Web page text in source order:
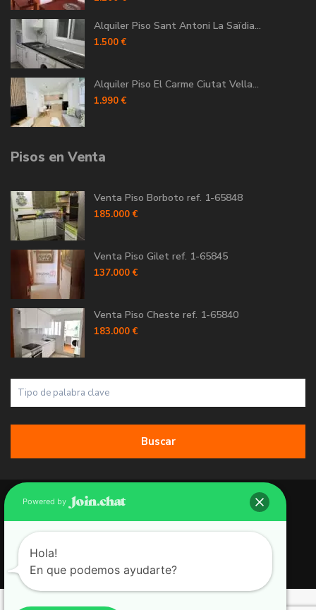
Alquiler Piso Sant Antoni La Saïdia...
1.500 €
Alquiler Piso El Carme Ciutat Vella...
1.990 €
Pisos en Venta
Venta Piso Borboto ref. 1-65848
185.000 €
Venta Piso Gilet ref. 1-65845
137.000 €
Venta Piso Cheste ref. 1-65840
183.000 €
Buscar
Copyright 2026 | Grupo 90 inmobiliarias. All Rights Reserved.
Política de Cookies
Política de Privacidad
Aviso Legal
Powered by
Hola!
En que podemos ayudarte?